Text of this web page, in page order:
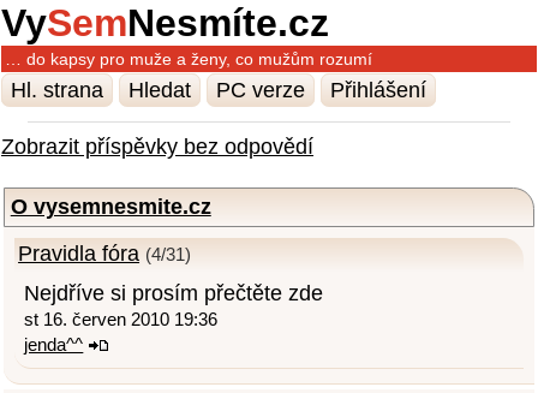
VySemNesmíte.cz
… do kapsy pro muže a ženy, co mužům rozumí
Hl. strana Hledat PC verze Přihlášení
Zobrazit příspěvky bez odpovědí
O vysemnesmite.cz
Pravidla fóra (4/31)
Nejdříve si prosím přečtěte zde
st 16. červen 2010 19:36
jenda^^